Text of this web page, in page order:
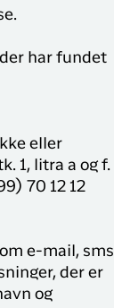
har fundet
eller
1, litra a og f.
70 12 12
e-mail, sms
der er
og